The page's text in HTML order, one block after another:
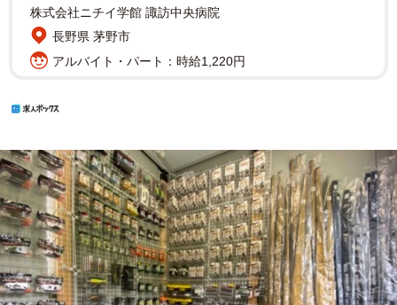
株式会社ニチイ学館 諏訪中央病院
長野県 茅野市
アルバイト・パート：時給1,220円